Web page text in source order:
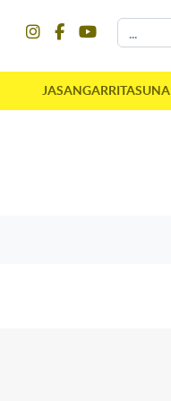
JASANGARRITASUNA